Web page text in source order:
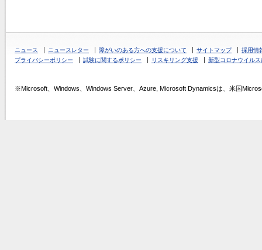
ニュース ニュースレター 障がいのある方への支援について サイトマップ
採用情
プライバシーポリシー
試験に関するポリシー リスキリング支援 新型コロナウイル
※Microsoft、Windows、Windows Server、Azure, Microsoft Dynamicsは、米国